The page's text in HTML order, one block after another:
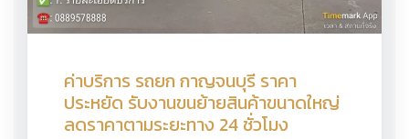
ค่าบริการ รถยก กาญจนบุรี ราคา
ประหยัด รับงานขนย้ายสินค้าขนาดใหญ่
ลดราคาตามระยะทาง 24 ชั่วโมง